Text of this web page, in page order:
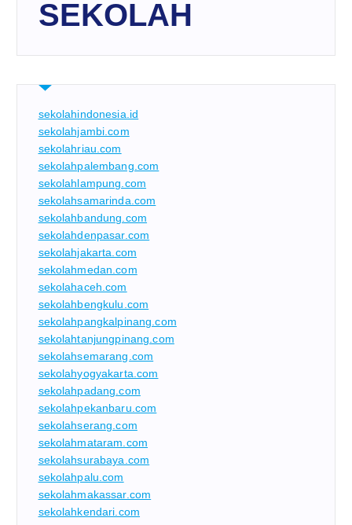
SEKOLAH
sekolahindonesia.id
sekolahjambi.com
sekolahriau.com
sekolahpalembang.com
sekolahlampung.com
sekolahsamarinda.com
sekolahbandung.com
sekolahdenpasar.com
sekolahjakarta.com
sekolahmedan.com
sekolahaceh.com
sekolahbengkulu.com
sekolahpangkalpinang.com
sekolahtanjungpinang.com
sekolahsemarang.com
sekolahyogyakarta.com
sekolahpadang.com
sekolahpekanbaru.com
sekolahserang.com
sekolahmataram.com
sekolahsurabaya.com
sekolahpalu.com
sekolahmakassar.com
sekolahkendari.com